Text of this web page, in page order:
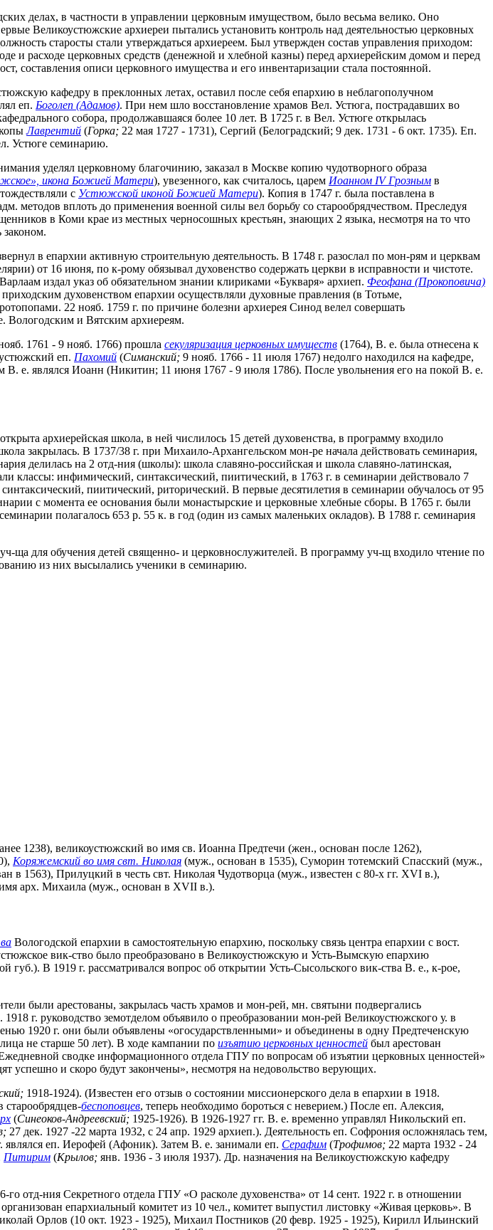
делах, в частности в управлении церковным имуществом, было весьма велико. Оно
Великоустюжские архиереи пытались установить контроль над деятельностью церковных
старосты стали утверждаться архиереем. Был утвержден состав управления приходом:
и расходе церковных средств (денежной и хлебной казны) перед архиерейским домом и перед
составления описи церковного имущества и его инвентаризации стала постоянной.
кафедру в преклонных летах, оставил после себя епархию в неблагополучном
еп. Боголеп (Адамов). При нем шло восстановление храмов Вел. Устюга, пострадавших во
собора, продолжавшаяся более 10 лет. В 1725 г. в Вел. Устюге открылась
Лаврентий (Горка; 22 мая 1727 - 1731), Сергий (Белоградский; 9 дек. 1731 - 6 окт. 1735). Еп.
Устюге семинарию.
уделял церковному благочинию, заказал в Москве копию чудотворного образа
икона Божией Матери), увезенного, как считалось, царем Иоанном IV Грозным в
с Устюжской иконой Божией Матери). Копия в 1747 г. была поставлена в
методов вплоть до применения военной силы вел борьбу со старообрядчеством. Преследуя
в Коми крае из местных черносошных крестьян, знающих 2 языка, несмотря на то что
в епархии активную строительную деятельность. В 1748 г. разослал по мон-рям и церквам
от 16 июня, по к-рому обязывал духовенство содержать церкви в исправности и чистоте.
издал указ об обязательном знании клириками «Букваря» архиеп. Феофана (Прокоповича)
духовенством епархии осуществляли духовные правления (в Тотьме,
22 нояб. 1759 г. по причине болезни архиерея Синод велел совершать
Вологодским и Вятским архиереям.
1761 - 9 нояб. 1766) прошла секуляризация церковных имуществ (1764), В. е. была отнесена к
еп. Пахомий (Симанский; 9 нояб. 1766 - 11 июля 1767) недолго находился на кафедре,
е. являлся Иоанн (Никитин; 11 июня 1767 - 9 июля 1786). После увольнения его на покой В. е.
архиерейская школа, в ней числилось 15 детей духовенства, в программу входило
закрылась. В 1737/38 г. при Михаило-Архангельском мон-ре начала действовать семинария,
делилась на 2 отд-ния (школы): школа славяно-российская и школа славяно-латинская,
классы: инфимический, синтаксический, пиитический, в 1763 г. в семинарии действовало 7
пиитический, риторический. В первые десятилетия в семинарии обучалось от 95
с момента ее основания были монастырские и церковные хлебные сборы. В 1765 г. были
полагалось 653 р. 55 к. в год (один из самых маленьких окладов). В 1788 г. семинария
ща для обучения детей священно- и церковнослужителей. В программу уч-щ входило чтение по
из них высылались ученики в семинарию.
1238), великоустюжский во имя св. Иоанна Предтечи (жен., основан после 1262),
Коряжемский во имя свт. Николая (муж., основан в 1535), Суморин тотемский Спасский (муж.,
в 1563), Прилуцкий в честь свт. Николая Чудотворца (муж., известен с 80-х гг. XVI в.),
арх. Михаила (муж., основан в XVII в.).
Вологодской епархии в самостоятельную епархию, поскольку связь центра епархии с вост.
вик-ство было преобразовано в Великоустюжскую и Усть-Вымскую епархию
губ.). В 1919 г. рассматривался вопрос об открытии Усть-Сысольского вик-ства В. е., к-рое,
были арестованы, закрылась часть храмов и мон-рей, мн. святыни подвергались
г. руководство земотделом объявило о преобразовании мон-рей Великоустюжского у. в
1920 г. они были объявлены «огосударствленными» и объединены в одну Предтеченскую
не старше 50 лет). В ходе кампании по изъятию церковных ценностей был арестован
сводке информационного отдела ГПУ по вопросам об изъятии церковных ценностей»
успешно и скоро будут закончены», несмотря на недовольство верующих.
1918-1924). (Известен его отзыв о состоянии миссионерского дела в епархии в 1918.
беспоповцев, теперь необходимо бороться с неверием.) После еп. Алексия,
(Синеоков-Андреевский; 1925-1926). В 1926-1927 гг. В. е. временно управлял Никольский еп.
27 дек. 1927 -22 марта 1932, с 24 апр. 1929 архиеп.). Деятельность еп. Софрония осложнялась тем,
являлся еп. Иерофей (Афоник). Затем В. е. занимали еп. Серафим (Трофимов; 22 марта 1932 - 24
Питирим (Крылов; янв. 1936 - 3 июля 1937). Др. назначения на Великоустюжскую кафедру
го отд-ния Секретного отдела ГПУ «О расколе духовенства» от 14 сент. 1922 г. в отношении
епархиальный комитет из 10 чел., комитет выпустил листовку «Живая церковь». В
Орлов (10 окт. 1923 - 1925), Михаил Постников (20 февр. 1925 - 1925), Кирилл Ильинский